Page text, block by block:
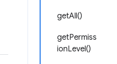
getAll()
getPermiss
ionLevel()